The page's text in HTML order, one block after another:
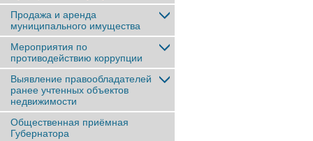
Продажа и аренда
муниципального имущества
Мероприятия по
противодействию коррупции
Выявление правообладателей
ранее учтенныx объектов
недвижимости
Общественная приёмная
Губернатора